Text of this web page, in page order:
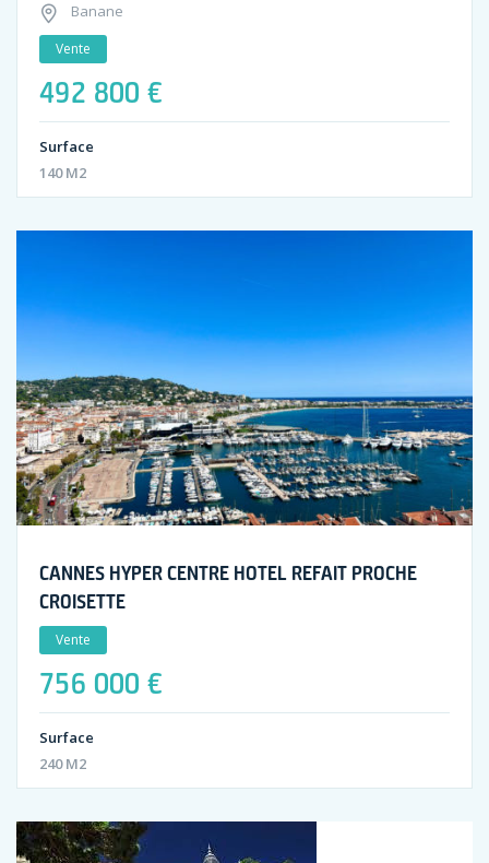
Banane
Vente
492 800 €
Surface
140 M2
CANNES HYPER CENTRE HOTEL REFAIT PROCHE
CROISETTE
Vente
756 000 €
Surface
240 M2